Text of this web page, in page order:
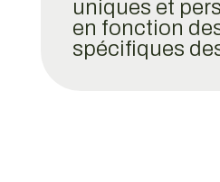
uniques et
en fonction
spécifiques